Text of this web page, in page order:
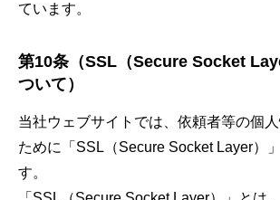
ています。
第10条 （SSL（Secure Socket
ついて）
当社ウェブサイトでは、依頼者等の個
ために「SSL（Secure Socket Layer）
す。